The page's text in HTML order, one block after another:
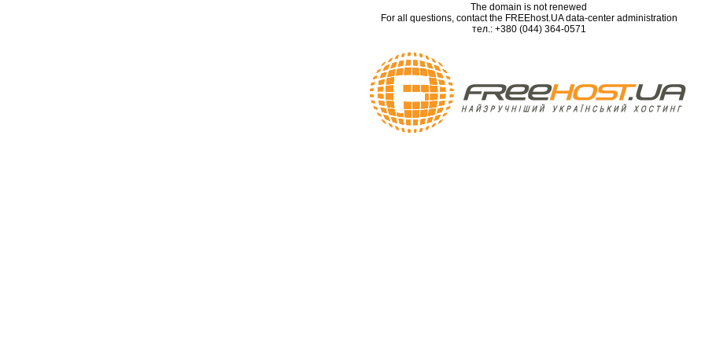
The domain is not renewed
For all questions, contact the FREEhost.UA data-center administration
тел.: +380 (044) 364-0571